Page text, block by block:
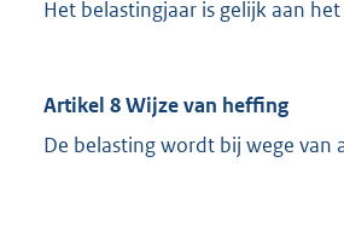
Het belastingjaar is gelijk aan
Artikel 8 Wijze van heffing
De belasting wordt bij wege van